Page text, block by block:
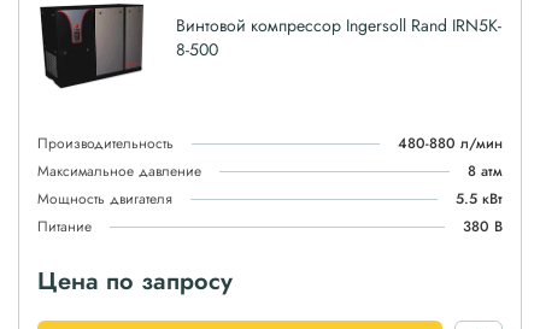
Винтовой компрессор Ingersoll Rand IRN5K-
8-500
Производительность
480-880 л/мин
Максимальное давление
8 атм
Мощность двигателя
5.5 кВт
Питание
380 В
Цена по запросу